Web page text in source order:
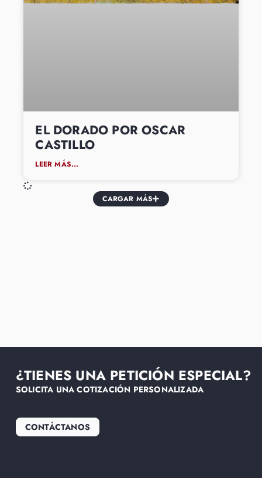
EL DORADO POR OSCAR
CASTILLO
LEER MÁS...
CARGAR MÁS
¿TIENES UNA PETICIÓN ESPECIAL?
SOLICITA UNA COTIZACIÓN PERSONALIZADA
CONTÁCTANOS